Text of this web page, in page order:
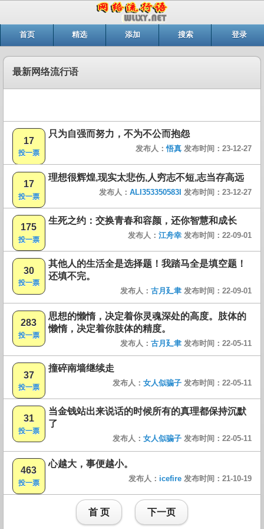
首页 精选 添加 搜索 登录
最新网络流行语
17
投一票
只为自强而努力，不为不公而抱怨
发布人：悟真 发布时间：23-12-27
17
投一票
理想很辉煌,现实太悲伤,人穷志不短,志当存高远
发布人： ALI353350583I 发布时间：23-12-27
175
投一票
生死之约：交换青春和容颜，还你智慧和成长
发布人： 江舟幸 发布时间：22-09-01
30
投一票
其他人的生活全是选择题！我踏马全是填空题！
还填不完。
发布人： 古月廴聿 发布时间：22-09-01
283
投一票
思想的懒惰，决定着你灵魂深处的高度。肢体的
懒惰，决定着你肢体的精度。
发布人： 古月廴聿 发布时间：22-05-11
37
投一票
撞碎南墙继续走
发布人： 女人似骗子 发布时间：22-05-11
31
投一票
当金钱站出来说话的时候所有的真理都保持沉默
了
发布人： 女人似骗子 发布时间：22-05-11
463
投一票
心越大，事便越小。
发布人： icefire 发布时间：21-10-19
首 页 下一页